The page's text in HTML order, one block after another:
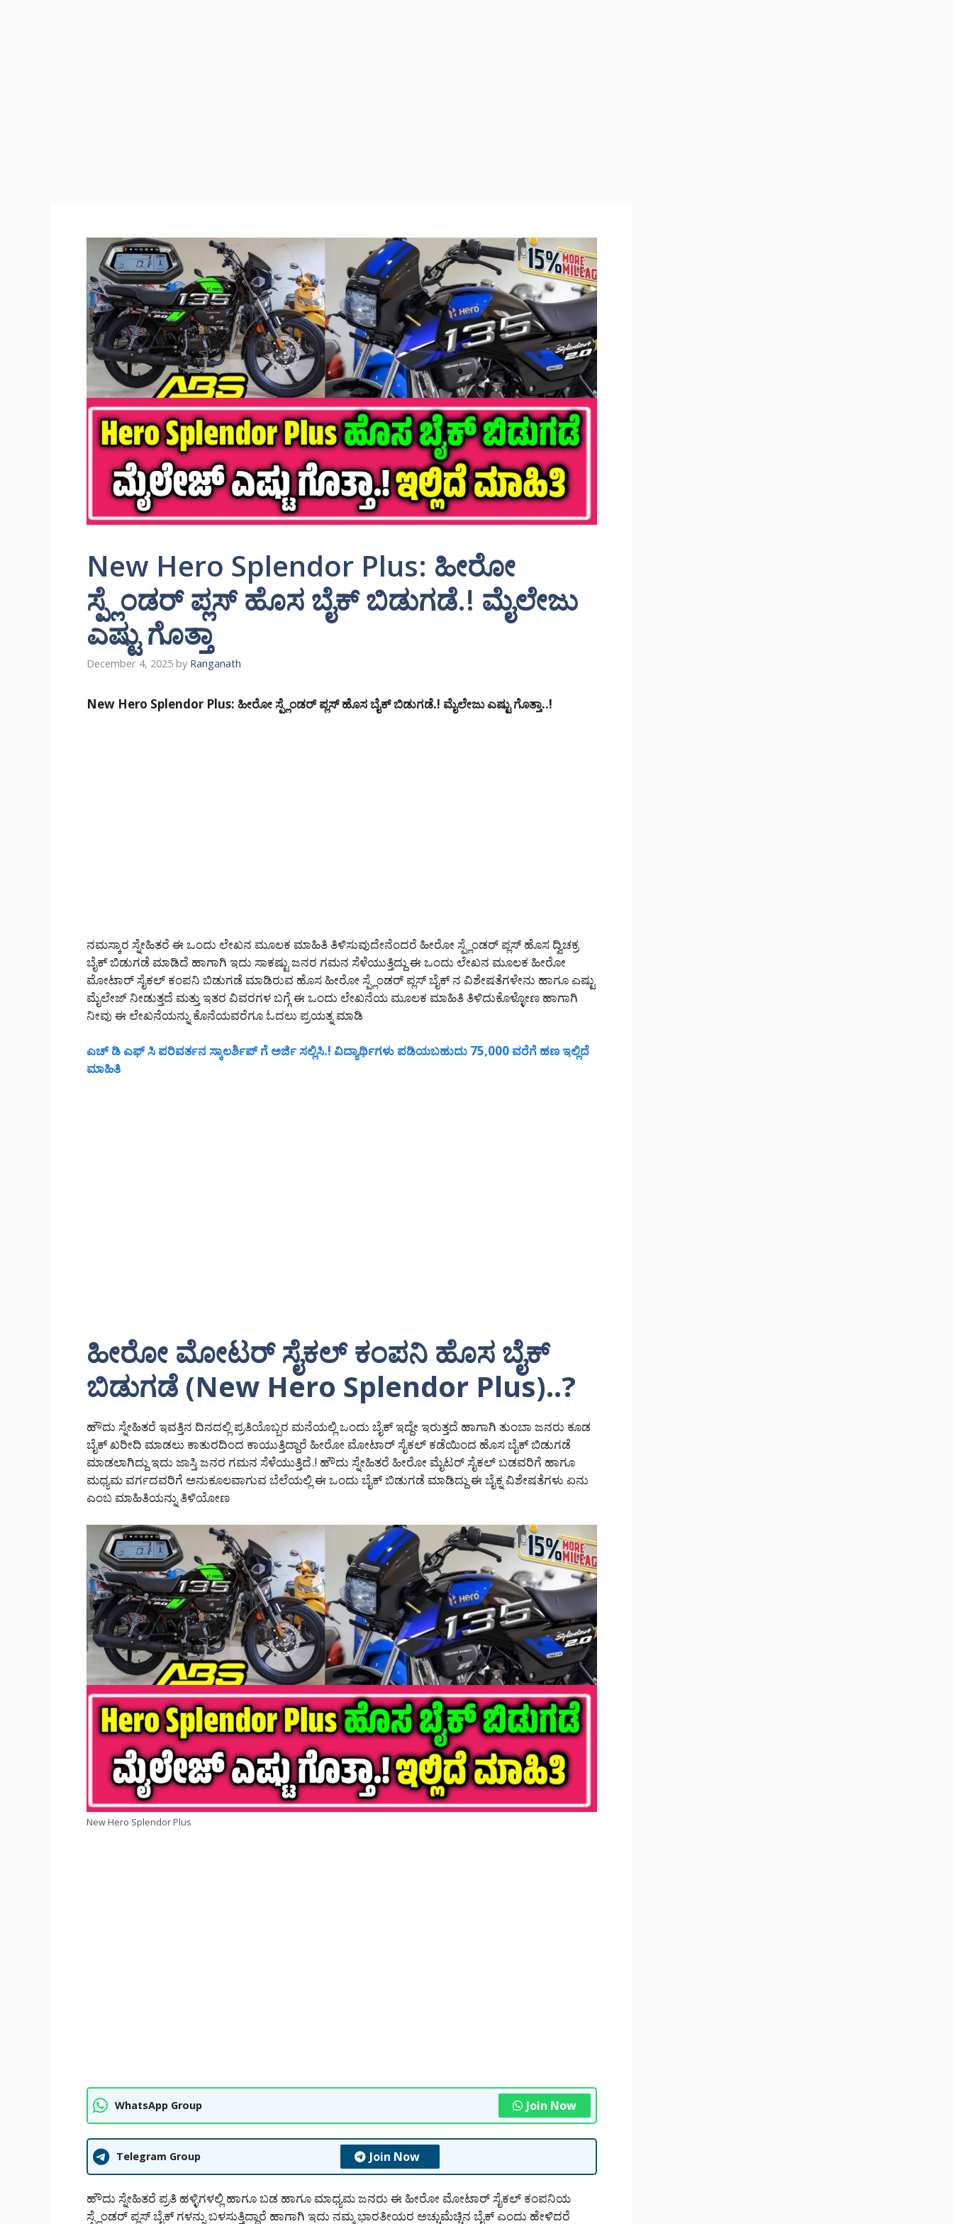
New Hero Splendor Plus: ಹೀರೋ
ಸ್ಪ್ಲೆಂಡರ್ ಪ್ಲಸ್ ಹೊಸ ಬೈಕ್ ಬಿಡುಗಡೆ.! ಮೈಲೇಜು
ಎಷ್ಟು ಗೊತ್ತಾ
December 4, 2025 by Ranganath
New Hero Splendor Plus: ಹೀರೋ ಸ್ಪ್ಲೆಂಡರ್ ಪ್ಲಸ್ ಹೊಸ ಬೈಕ್ ಬಿಡುಗಡೆ.! ಮೈಲೇಜು ಎಷ್ಟು ಗೊತ್ತಾ..!
ನಮಸ್ಕಾರ ಸ್ನೇಹಿತರೆ ಈ ಒಂದು ಲೇಖನ ಮೂಲಕ ಮಾಹಿತಿ ತಿಳಿಸುವುದೇನೆಂದರೆ ಹೀರೋ ಸ್ಪ್ಲೆಂಡರ್ ಪ್ಲಸ್ ಹೊಸ ದ್ವಿಚಕ್ರ
ಬೈಕ್ ಬಿಡುಗಡೆ ಮಾಡಿದೆ ಹಾಗಾಗಿ ಇದು ಸಾಕಷ್ಟು ಜನರ ಗಮನ ಸೆಳೆಯುತ್ತಿದ್ದು ಈ ಒಂದು ಲೇಖನ ಮೂಲಕ ಹೀರೋ
ಮೋಟಾರ್ ಸೈಕಲ್ ಕಂಪನಿ ಬಿಡುಗಡೆ ಮಾಡಿರುವ ಹೊಸ ಹೀರೋ ಸ್ಪ್ಲೆಂಡರ್ ಪ್ಲಸ್ ಬೈಕ್ ನ ವಿಶೇಷತೆಗಳೇನು ಹಾಗೂ ಎಷ್ಟು
ಮೈಲೇಜ್ ನೀಡುತ್ತದೆ ಮತ್ತು ಇತರ ವಿವರಗಳ ಬಗ್ಗೆ ಈ ಒಂದು ಲೇಖನೆಯ ಮೂಲಕ ಮಾಹಿತಿ ತಿಳಿದುಕೊಳ್ಳೋಣ ಹಾಗಾಗಿ
ನೀವು ಈ ಲೇಖನೆಯನ್ನು ಕೊನೆಯವರೆಗೂ ಓದಲು ಪ್ರಯತ್ನ ಮಾಡಿ
ಎಚ್ ಡಿ ಎಫ್ ಸಿ ಪರಿವರ್ತನ ಸ್ಕಾಲರ್ಶಿಪ್ ಗೆ ಅರ್ಜಿ ಸಲ್ಲಿಸಿ.! ವಿದ್ಯಾರ್ಥಿಗಳು ಪಡಿಯಬಹುದು 75,000 ವರೆಗೆ ಹಣ ಇಲ್ಲಿದೆ
ಮಾಹಿತಿ
ಹೀರೋ ಮೋಟರ್ ಸೈಕಲ್ ಕಂಪನಿ ಹೊಸ ಬೈಕ್
ಬಿಡುಗಡೆ (New Hero Splendor Plus)..?
ಹೌದು ಸ್ನೇಹಿತರೆ ಇವತ್ತಿನ ದಿನದಲ್ಲಿ ಪ್ರತಿಯೊಬ್ಬರ ಮನೆಯಲ್ಲಿ ಒಂದು ಬೈಕ್ ಇದ್ದೇ ಇರುತ್ತದೆ ಹಾಗಾಗಿ ತುಂಬಾ ಜನರು ಕೂಡ
ಬೈಕ್ ಖರೀದಿ ಮಾಡಲು ಕಾತುರದಿಂದ ಕಾಯುತ್ತಿದ್ದಾರೆ ಹೀರೋ ಮೋಟಾರ್ ಸೈಕಲ್ ಕಡೆಯಿಂದ ಹೊಸ ಬೈಕ್ ಬಿಡುಗಡೆ
ಮಾಡಲಾಗಿದ್ದು ಇದು ಜಾಸ್ತಿ ಜನರ ಗಮನ ಸೆಳೆಯುತ್ತಿದೆ.! ಹೌದು ಸ್ನೇಹಿತರೆ ಹೀರೋ ಮೈಟರ್ ಸೈಕಲ್ ಬಡವರಿಗೆ ಹಾಗೂ
ಮಧ್ಯಮ ವರ್ಗದವರಿಗೆ ಅನುಕೂಲವಾಗುವ ಬೆಲೆಯಲ್ಲಿ ಈ ಒಂದು ಬೈಕ್ ಬಿಡುಗಡೆ ಮಾಡಿದ್ದು ಈ ಬೈಕ್ನ ವಿಶೇಷತೆಗಳು ಏನು
ಎಂಬ ಮಾಹಿತಿಯನ್ನು ತಿಳಿಯೋಣ
New Hero Splendor Plus
WhatsApp Group Join Now
Telegram Group Join Now
ಹೌದು ಸ್ನೇಹಿತರೆ ಪ್ರತಿ ಹಳ್ಳಿಗಳಲ್ಲಿ ಹಾಗೂ ಬಡ ಹಾಗೂ ಮಾಧ್ಯಮ ಜನರು ಈ ಹೀರೋ ಮೋಟಾರ್ ಸೈಕಲ್ ಕಂಪನಿಯ
ಸ್ಪ್ಲೆಂಡರ್ ಪ್ಲಸ್ ಬೈಕ್ ಗಳನ್ನು ಬಳಸುತ್ತಿದ್ದಾರೆ ಹಾಗಾಗಿ ಇದು ನಮ್ಮ ಭಾರತೀಯರ ಅಚ್ಚುಮೆಚ್ಚಿನ ಬೈಕ್ ಎಂದು ಹೇಳಿದರೆ